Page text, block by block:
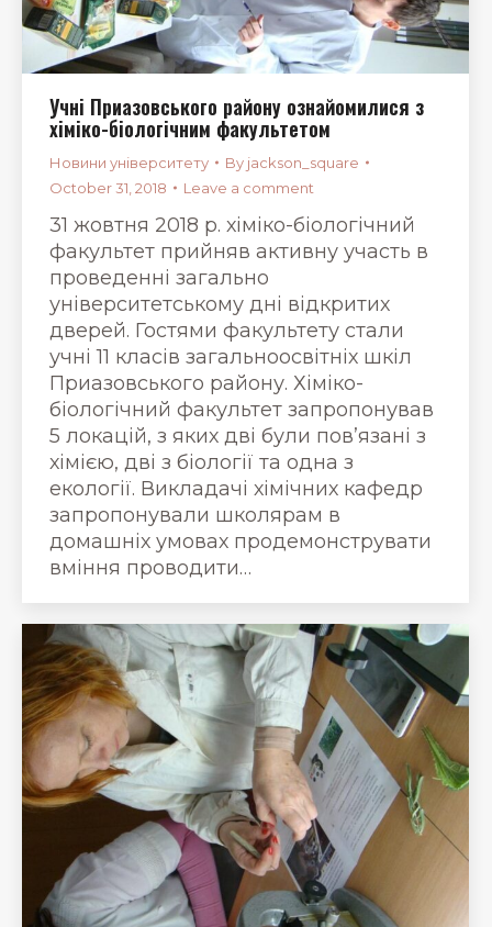
Учні Приазовського району ознайомилися з
хіміко-біологічним факультетом
Новини університету By jackson_square
October 31, 2018
Leave a comment
31 жовтня 2018 р. хіміко-біологічний
факультет прийняв активну участь в
проведенні загально
університетському дні відкритих
дверей. Гостями факультету стали
учні 11 класів загальноосвітніх шкіл
Приазовського району. Хіміко-
біологічний факультет запропонував
5 локацій, з яких дві були пов’язані з
хімією, дві з біології та одна з
екології. Викладачі хімічних кафедр
запропонували школярам в
домашніх умовах продемонструвати
вміння проводити…